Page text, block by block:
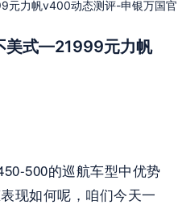
元力帆v400动态测评-申银万国官
美式—21999元力帆
500的巡航车型中优势
现如何呢，咱们今天一